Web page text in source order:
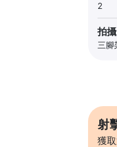
2
拍
三腳
射
獲